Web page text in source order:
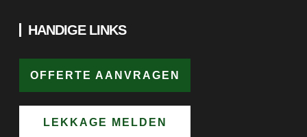
HANDIGE LINKS
OFFERTE AANVRAGEN
LEKKAGE MELDEN